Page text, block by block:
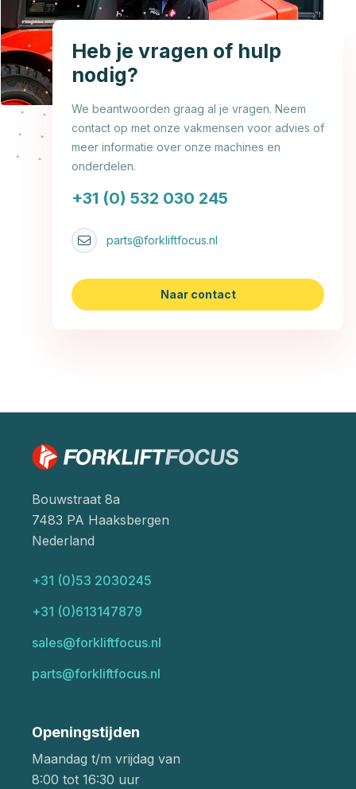
Heb je vragen of hulp
nodig?
We beantwoorden graag al je vragen. Neem
contact op met onze vakmensen voor advies of
meer informatie over onze machines en
onderdelen.
+31 (0) 532 030 245
parts@forkliftfocus.nl
Naar contact
Bouwstraat 8a
7483 PA Haaksbergen
Nederland
+31 (0)53 2030245
+31 (0)613147879
sales@forkliftfocus.nl
parts@forkliftfocus.nl
Openingstijden
Maandag t/m vrijdag van
8:00 tot 16:30 uur